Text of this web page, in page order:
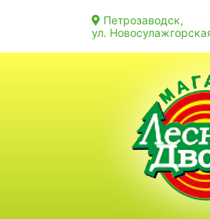
Петрозаводск,
ул.